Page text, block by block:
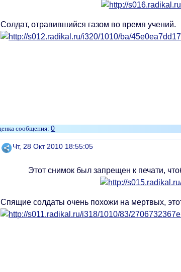
Солдат, отравившийся газом во время учений.
0
Поделиться
Чт, 28 Окт 2010 18:55:05
Этот снимок был запрещен к печати,
Спящие солдаты очень похожи на мертвых,